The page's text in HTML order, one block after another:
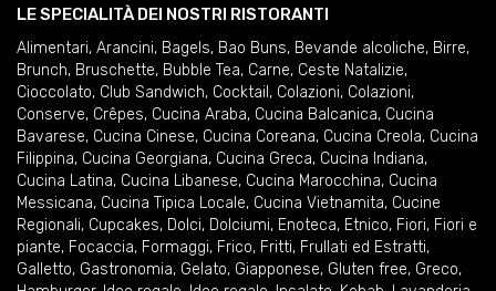
LE SPECIALITÀ DEI NOSTRI RISTORANTI
Alimentari, Arancini, Bagels, Bao Buns, Bevande alcoliche, Birre,
Brunch, Bruschette, Bubble Tea, Carne, Ceste Natalizie,
Cioccolato, Club Sandwich, Cocktail , Colazioni, Colazioni,
Conserve, Crêpes, Cucina Araba, Cucina Balcanica, Cucina
Bavarese, Cucina Cinese, Cucina Coreana, Cucina Creola, Cucina
Filippina, Cucina Georgiana, Cucina Greca, Cucina Indiana,
Cucina Latina, Cucina Libanese, Cucina Marocchina, Cucina
Messicana, Cucina Tipica Locale, Cucina Vietnamita, Cucine
Regionali, Cupcakes, Dolci, Dolciumi, Enoteca, Etnico, Fiori, Fiori e
piante, Focaccia, Formaggi, Frico, Fritti, Frullati ed Estratti,
Galletto, Gastronomia, Gelato, Giapponese, Gluten free, Greco,